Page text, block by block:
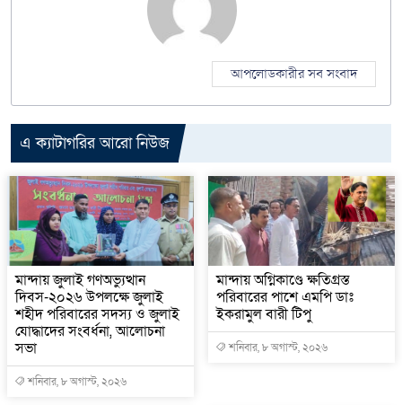
আপলোডকারীর সব সংবাদ
এ ক্যাটাগরির আরো নিউজ
মান্দায় জুলাই গণঅভ্যুত্থান
দিবস-২০২৬ উপলক্ষে জুলাই
শহীদ পরিবারের সদস্য ও জুলাই
যোদ্ধাদের সংবর্ধনা, আলোচনা
সভা
শনিবার, ৮ অগাস্ট, ২০২৬
মান্দায় অগ্নিকাণ্ডে ক্ষতিগ্রস্ত
পরিবারের পাশে এমপি ডাঃ
ইকরামুল বারী টিপু
শনিবার, ৮ অগাস্ট, ২০২৬